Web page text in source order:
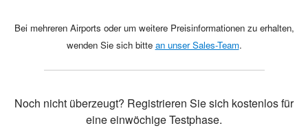
Bei mehreren Airports oder um weitere Preisinformationen zu erhalten,
wenden Sie sich bitte an unser Sales-Team.
Noch nicht überzeugt? Registrieren Sie sich kostenlos für
eine einwöchige Testphase.